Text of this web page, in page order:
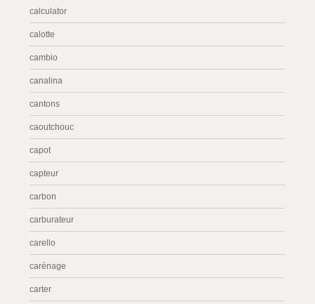
calculator
calotte
cambio
canalina
cantons
caoutchouc
capot
capteur
carbon
carburateur
carello
carénage
carter